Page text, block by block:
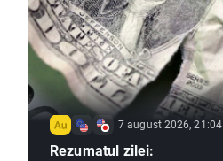
7 august 2026, 21:04
Rezumatul zilei: